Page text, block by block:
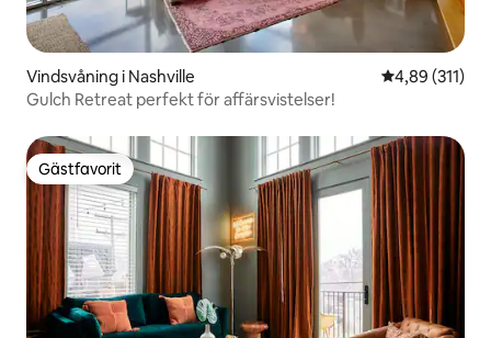
Vindsvåning i Nashville 4,89 av 5 i
4,89 (311)
Gulch Retreat perfekt för affärsvistelser!
Gästfavorit
Gästfavorit